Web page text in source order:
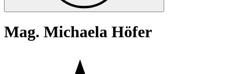
Mag. Michaela Höfer